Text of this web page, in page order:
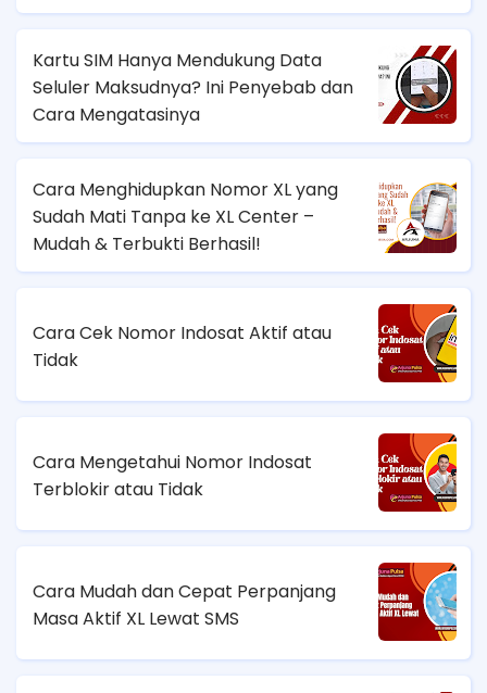
Kartu SIM Hanya Mendukung Data
Seluler Maksudnya? Ini Penyebab dan
Cara Mengatasinya
Cara Menghidupkan Nomor XL yang
Sudah Mati Tanpa ke XL Center –
Mudah & Terbukti Berhasil!
Cara Cek Nomor Indosat Aktif atau
Tidak
Cara Mengetahui Nomor Indosat
Terblokir atau Tidak
Cara Mudah dan Cepat Perpanjang
Masa Aktif XL Lewat SMS